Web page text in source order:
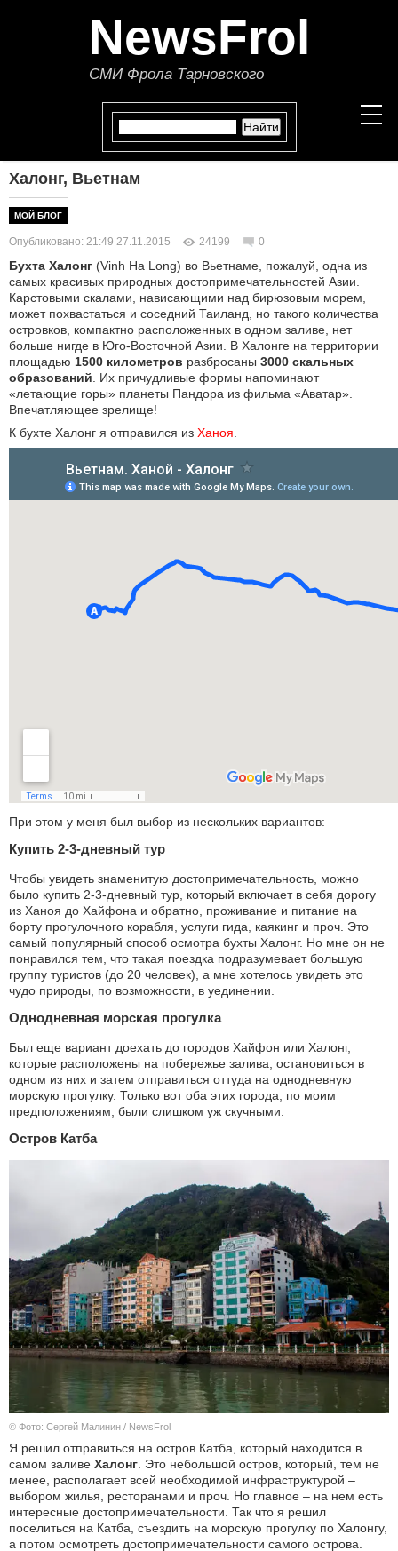
NewsFrol
СМИ Фрола Тарновского
ПОЛИТИКА
ЭКОНОМИКА
В МИРЕ
ОБЩЕСТВО
КУЛЬТУРА
НАУКА
Халонг, Вьетнам
МОЙ БЛОГ
Опубликовано: 21:49 27.11.2015 24199 0
Бухта Халонг (Vinh Ha Long) во Вьетнаме, пожалуй, одна из
самых красивых природных достопримечательностей Азии.
Карстовыми скалами, нависающими над бирюзовым морем,
может похвастаться и соседний Таиланд, но такого количества
островков, компактно расположенных в одном заливе, нет
больше нигде в Юго-Восточной Азии. В Халонге на территории
площадью 1500 километров разбросаны 3000 скальных
образований . Их причудливые формы напоминают
«летающие горы» планеты Пандора из фильма «Аватар».
Впечатляющее зрелище!
К бухте Халонг я отправился из Ханоя
При этом у меня был выбор из нескольких вариантов:
Купить 2-3-дневный тур
Чтобы увидеть знаменитую достопримечательность, можно
было купить 2-3-дневный тур, который включает в себя дорогу
из Ханоя до Хайфона и обратно, проживание и питание на
борту прогулочного корабля, услуги гида, каякинг и проч. Это
самый популярный способ осмотра бухты Халонг. Но мне он не
понравился тем, что такая поездка подразумевает большую
группу туристов (до 20 человек), а мне хотелось увидеть это
чудо природы, по возможности, в уединении.
Однодневная морская прогулка
Был еще вариант доехать до городов Хайфон или Халонг,
которые расположены на побережье залива, остановиться в
одном из них и затем отправиться оттуда на однодневную
морскую прогулку. Только вот оба этих города, по моим
предположениям, были слишком уж скучными.
Остров Катба
© Фото: Сергей Малинин / NewsFrol
Я решил отправиться на остров Катба, который находится в
самом заливе Халонг. Это небольшой остров, который, тем не
менее, располагает всей необходимой инфраструктурой –
выбором жилья, ресторанами и проч. Но главное – на нем есть
интересные достопримечательности. Так что я решил
поселиться на Катба, съездить на морскую прогулку по Халонгу,
а потом осмотреть достопримечательности самого острова.